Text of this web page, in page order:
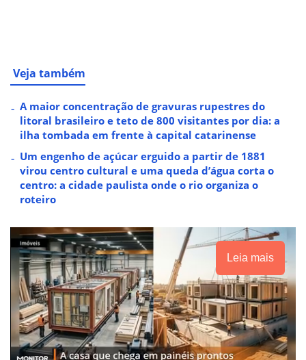
Veja também
A maior concentração de gravuras rupestres do
litoral brasileiro e teto de 800 visitantes por dia: a
ilha tombada em frente à capital catarinense
Um engenho de açúcar erguido a partir de 1881
virou centro cultural e uma queda d’água corta o
centro: a cidade paulista onde o rio organiza o
roteiro
Leia mais